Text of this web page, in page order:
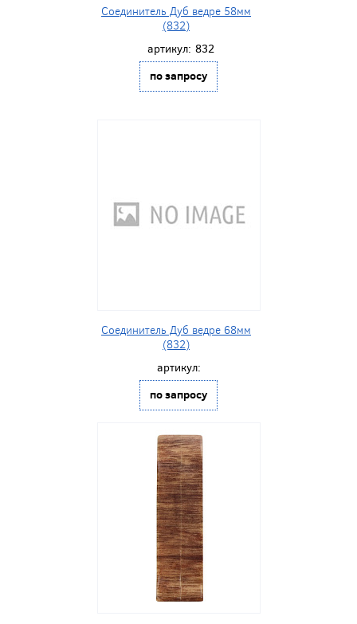
Соединитель Дуб ведре 58мм
(832)
артикул: 832
по запросу
Соединитель Дуб ведре 68мм
(832)
артикул:
по запросу